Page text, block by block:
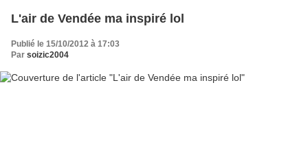
L'air de Vendée ma inspiré lol
Publié le 15/10/2012 à 17:03
Par soizic2004